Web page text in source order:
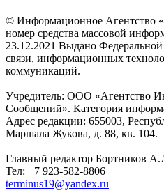
© Информационное Агентство
номер средства массовой
23.12.2021 Выдано
связи, информационных
коммуникаций.
Учредитель: ООО «Агентство
Сообщений». Категория
Адрес редакции: 655003,
Маршала Жукова, д. 88, кв. 104.
Главный редактор Бортников
Тел: +7 923-582-8806
terminus19@yandex.ru